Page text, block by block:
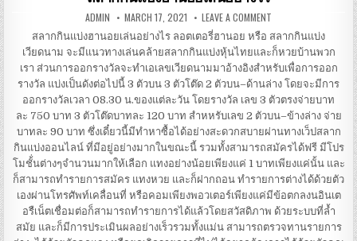
AUTHOR:
ADMIN PUBLISHED
DATE:
MARCH 17, 2021 LEAVE A COMMENT
กิน
แบ่ง
ฮานอย
เล่น
อย่างไร
สลากกินแบ่งฮานอยเล่นอย่างไร ลอตเตอรี่ฮานอย หรือ สลากกินแบ่ง
เวียดนาม จะมีแนวทางเล่นคล้ายสลากกินแบ่งหุ้นไทยและก็หวยบ้านพวก
เรา ส่วนการออกรางวัลจะทำเอเลขเวียดนามมาอ้างอิงสำหรับเพื่อการออก
รางวัล แบ่งเป็นดังต่อไปนี้ 3 ตัวบน 3 ตัวโต๊ด 2 ตัวบน–ด้านล่าง โดยจะมีการ
ออกรางวัลเวลา 08.30 น.ของแต่ละวัน โดยรางวัล เลข 3 ตัวตรงจ่ายบาท
ละ 750 บาท 3 ตัวโต๊ดบาทละ 120 บาท สำหหรับเลข 2 ตัวบน–ข้างล่าง จ่าย
บาทละ 90 บาท ซึ่งเดี๋ยวนี้มีทำหาซื้อได้อย่างสะดวกสบายผ่านทางเว็ปสลาก
กินแบ่งออนไลน์ ที่มีอยู่อย่างมากในขณะนี้ รวมทั้งสามารถสมัครได้ฟรี มีโปร
โมชั้่นต่างๆจำนวนมากให้เลือก แทงอย่างน้อยเพียงแค่ 1 บาทเพียงแค่นั้น และ
ก็สามารถทำรายการสมัคร แทงหวย และก็ฝากถอน ทำรายการต่างได้ด้วยตัว
เองผ่านโทรศัพท์เคลื่อนที่ หรือคอมเพียงพอวเตอร์เพียงแค่มีข้อตกลงนอินเต
อรืเน็ตเชื่อมต่อก็สามารถทำรายการได้แล้วโดยสวัสดิภาพ ด้วยระบบที่ล้ำ
สมัย และก็มีการประเมินผลอย่างเร็วรวมทั้งแม่น สามารถตรวจทานรายการ